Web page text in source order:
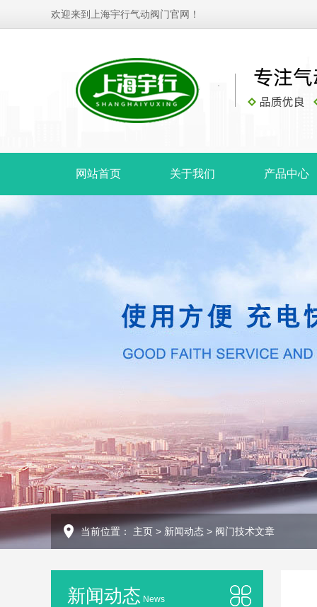
欢迎来到上海宇行气动阀门官网！
网站首页 关于我们 产品中心
当前位置： 主页 > 新闻动态 > 阀门技术文章
新闻动态 News